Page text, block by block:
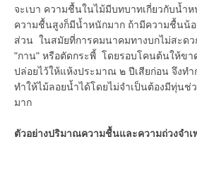
จะเบา ความชื้นในไม้มีบทบาทเกี่ยวกับน้ำ
ความชื้นสูงก็มีน้ำหนักมาก ถ้ามีความชื้นน้
ส่วน ในสมัยที่การคมนาคมทางบกไม่สะด
"กาน" หรือตัดกระพี้ โดยรอบโคนต้นให้ขา
ปล่อยไว้ให้แห้งประมาณ ๒ ปีเสียก่อน จึงท
ทำให้ไม้ลอยน้ำได้โดยไม่จำเป็นต้องมีทุ่นช่
มาก
ตัวอย่างปริมาณความชื้นและความถ่วงจำ